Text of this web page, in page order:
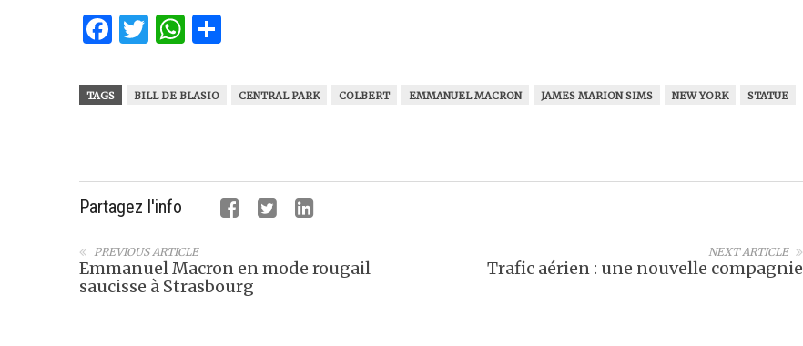
Facebook
Twitter
WhatsApp
TAGS BILL DE BLASIO CENTRAL PARK COLBERT EMMANUEL MACRON JAMES MARION SIMS NEW YORK STATUE
Partagez l'info
NEXT ARTICLE
Trafic aérien : une nouvelle compagnie
PREVIOUS ARTICLE
Emmanuel Macron en mode rougail
saucisse à Strasbourg